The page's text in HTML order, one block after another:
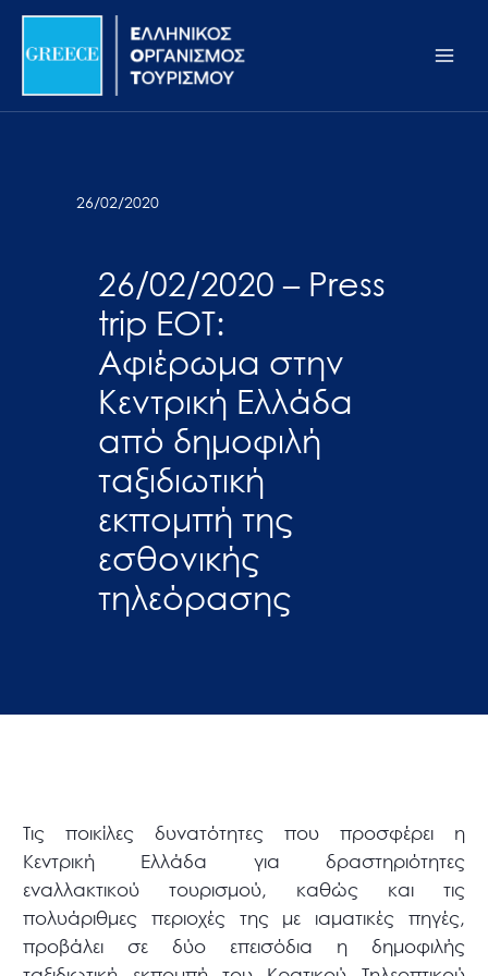
Σημείωση:
ιστότοπος
προσβασιμότητας.
Μετάβαση
περιεχόμενο
26/02/2020
26/02/2020 – Press
trip ΕΟΤ:
Αφιέρωμα στην
Κεντρική Ελλάδα
από δημοφιλή
ταξιδιωτική
εκπομπή της
εσθονικής
τηλεόρασης
Τις ποικίλες δυνατότητες που προσφέρει η
Κεντρική Ελλάδα για δραστηριότητες
εναλλακτικού τουρισμού, καθώς και τις
πολυάριθμες περιοχές της με ιαματικές πηγές,
προβάλει σε δύο επεισόδια η δημοφιλής